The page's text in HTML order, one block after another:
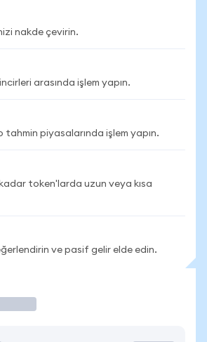
nakde çevirin.
arasında işlem yapın.
tahmin piyasalarında işlem yapın.
token'larda uzun veya kısa
ve pasif gelir elde edin.